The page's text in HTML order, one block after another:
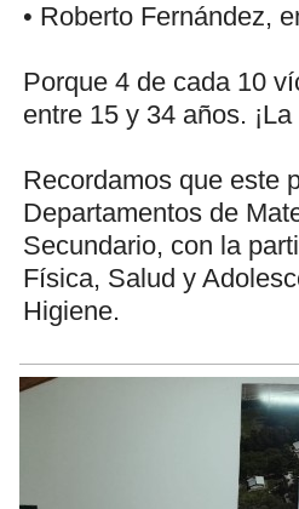
• Roberto Fernández,
Porque 4 de cada 10
entre 15 y 34 años.
Recordamos que este
Departamentos de
Secundario, con la
Física, Salud y
Higiene.